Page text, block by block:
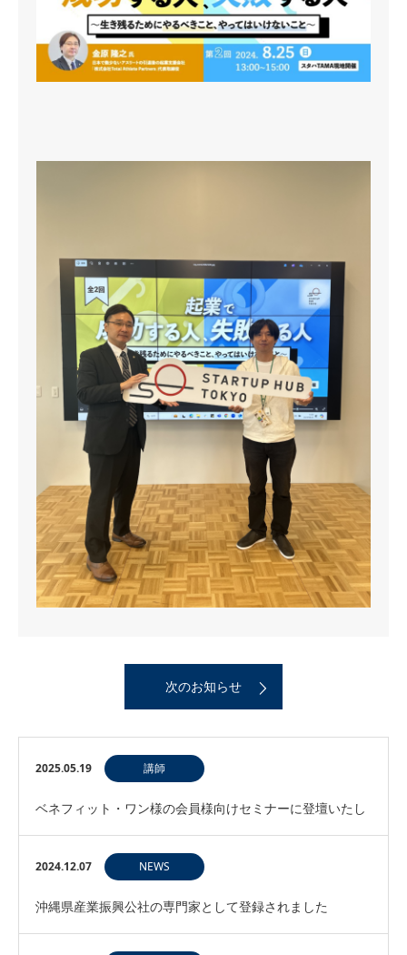
次のお知らせ
2025.05.19 講師
ベネフィット・ワン様の会員様向けセミナーに登壇いたし
ます
2024.12.07 NEWS
沖縄県産業振興公社の専門家として登録されました